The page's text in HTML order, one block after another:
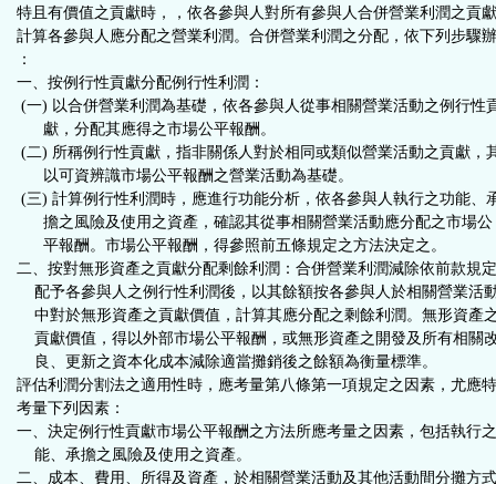
特且有價值之貢獻時，，依各參與人對所有參與人合併營業利潤之貢
計算各參與人應分配之營業利潤。合併營業利潤之分配，依下列步驟
：
一、按例行性貢獻分配例行性利潤：
(一) 以合併營業利潤為基礎，依各參與人從事相關營業活動之例行性
獻，分配其應得之市場公平報酬。
(二) 所稱例行性貢獻，指非關係人對於相同或類似營業活動之貢獻，
以可資辨識市場公平報酬之營業活動為基礎。
(三) 計算例行性利潤時，應進行功能分析，依各參與人執行之功能、
擔之風險及使用之資產，確認其從事相關營業活動應分配之市場公
平報酬。市場公平報酬，得參照前五條規定之方法決定之。
二、按對無形資產之貢獻分配剩餘利潤：合併營業利潤減除依前款規
配予各參與人之例行性利潤後，以其餘額按各參與人於相關營業活
中對於無形資產之貢獻價值，計算其應分配之剩餘利潤。無形資產
貢獻價值，得以外部市場公平報酬，或無形資產之開發及所有相關
良、更新之資本化成本減除適當攤銷後之餘額為衡量標準。
評估利潤分割法之適用性時，應考量第八條第一項規定之因素，尤應
考量下列因素：
一、決定例行性貢獻市場公平報酬之方法所應考量之因素，包括執行
能、承擔之風險及使用之資產。
二、成本、費用、所得及資產，於相關營業活動及其他活動間分攤方